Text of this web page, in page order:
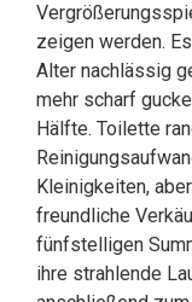
zeigen werden.
Alter nachlässig
mehr scharf
Hälfte. Toilette
Kleinigkeiten,
freundliche
fünfstelligen
ihre strahlende